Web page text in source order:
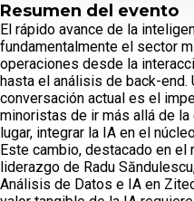
Resumen del evento
El rápido avance de la
fundamentalmente el sector
operaciones desde la
hasta el análisis de back-end.
conversación actual es el
minoristas de ir más allá de
lugar, integrar la IA en el
Este cambio, destacado en
liderazgo de Radu
Análisis de Datos e IA en